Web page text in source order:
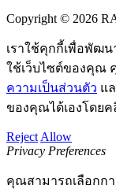
Copyright © 2026
เราใช้คุกกี้เพื่อพัฒ
ใช้เว็บไซต์ของคุณ
ความเป็นส่วนตัว แ
ของคุณได้เองโดย
Reject Allow
Privacy Preferences
คุณสามารถเลือกก